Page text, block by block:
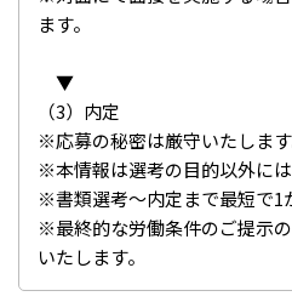
ます。
▼
（3）内定
※応募の秘密は厳守いたします
※本情報は選考の目的以外に
※書類選考～内定まで最短で1
※最終的な労働条件のご提示
いたします。